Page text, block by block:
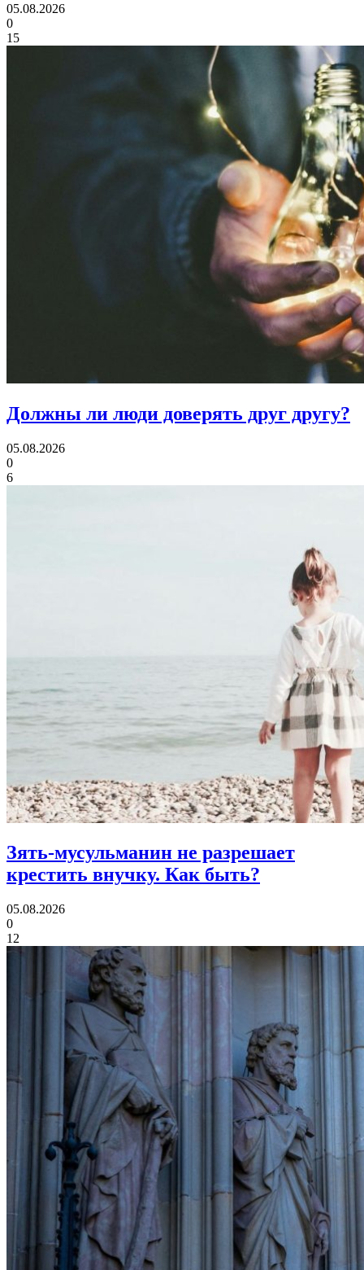
05.08.2026
0
15
Должны ли люди доверять друг другу?
05.08.2026
0
6
Зять-мусульманин не разрешает
крестить внучку. Как быть?
05.08.2026
0
12